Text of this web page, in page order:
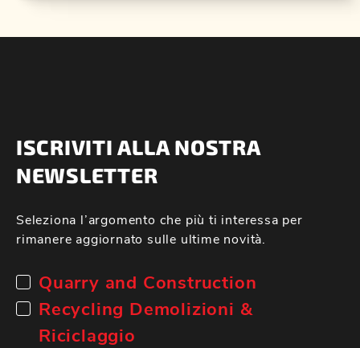
ISCRIVITI ALLA NOSTRA
NEWSLETTER
Seleziona l’argomento che più ti interessa per
rimanere aggiornato sulle ultime novità.
Quarry and Construction
Recycling Demolizioni &
Riciclaggio